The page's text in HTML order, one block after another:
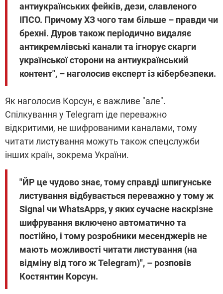
антиукраїнських фейків, дези, славленого
ІПСО. Причому ХЗ чого там більше – правди чи
брехні. Дуров також періодично видаляє
антикремлівські канали та ігнорує скарги
української сторони на антиукраїнський
контент", – наголосив експерт із кібербезпеки.
Як наголосив Корсун, є важливе "але".
Спілкування у Telegram іде переважно
відкритими, не шифрованими каналами, тому
читати листування можуть також спецслужби
інших країн, зокрема України.
"ЙР це чудово знає, тому справді шпигунське
листування відбувається переважно у тому ж
Signal чи WhatsApps, у яких сучасне наскрізне
шифрування включено автоматично та
постійно, і тому розробники месенджерів не
мають можливості читати листування (на
відміну від того ж Telegram)", – розповів
Костянтин Корсун.